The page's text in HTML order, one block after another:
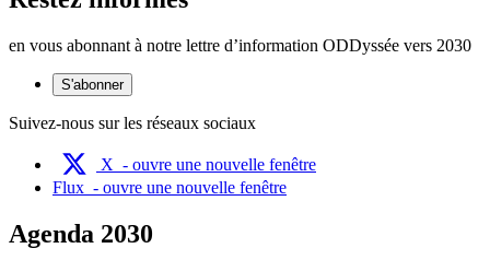
en vous abonnant à notre lettre d’information ODDyssée vers 2030
S'abonner
Suivez-nous sur les réseaux sociaux
X - ouvre une nouvelle fenêtre
Flux - ouvre une nouvelle fenêtre
Agenda 2030